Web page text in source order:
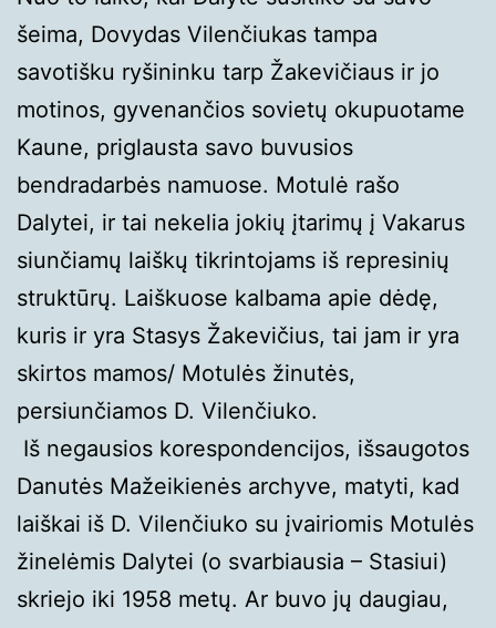
šeima, Dovydas Vilenčiukas tampa
savotišku ryšininku tarp Žakevičiaus ir jo
motinos, gyvenančios sovietų okupuotame
Kaune, priglausta savo buvusios
bendradarbės namuose. Motulė rašo
Dalytei, ir tai nekelia jokių įtarimų į Vakarus
siunčiamų laiškų tikrintojams iš represinių
struktūrų. Laiškuose kalbama apie dėdę,
kuris ir yra Stasys Žakevičius, tai jam ir yra
skirtos mamos/ Motulės žinutės,
persiunčiamos D. Vilenčiuko.
Iš negausios korespondencijos, išsaugotos
Danutės Mažeikienės archyve, matyti, kad
laiškai iš D. Vilenčiuko su įvairiomis Motulės
žinelėmis Dalytei (o svarbiausia – Stasiui)
skriejo iki 1958 metų. Ar buvo jų daugiau,